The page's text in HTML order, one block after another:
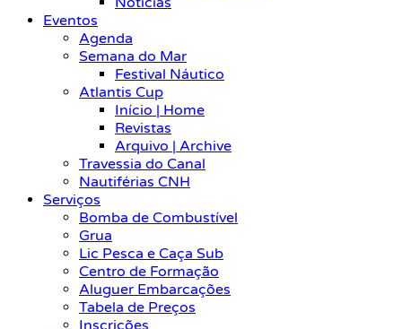
Eventos
Agenda
Semana do Mar
Festival Náutico
Atlantis Cup
Início | Home
Revistas
Arquivo | Archive
Travessia do Canal
Nautiférias CNH
Serviços
Bomba de Combustível
Grua
Lic Pesca e Caça Sub
Centro de Formação
Aluguer Embarcações
Tabela de Preços
Inscrições